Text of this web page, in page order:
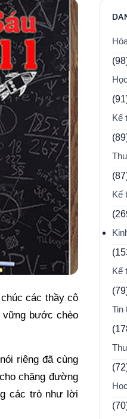
các thầy cô
vững bước chèo
riêng đã cùng
chặng đường
các trò như lời
Kế
Kế
Kế
Tin